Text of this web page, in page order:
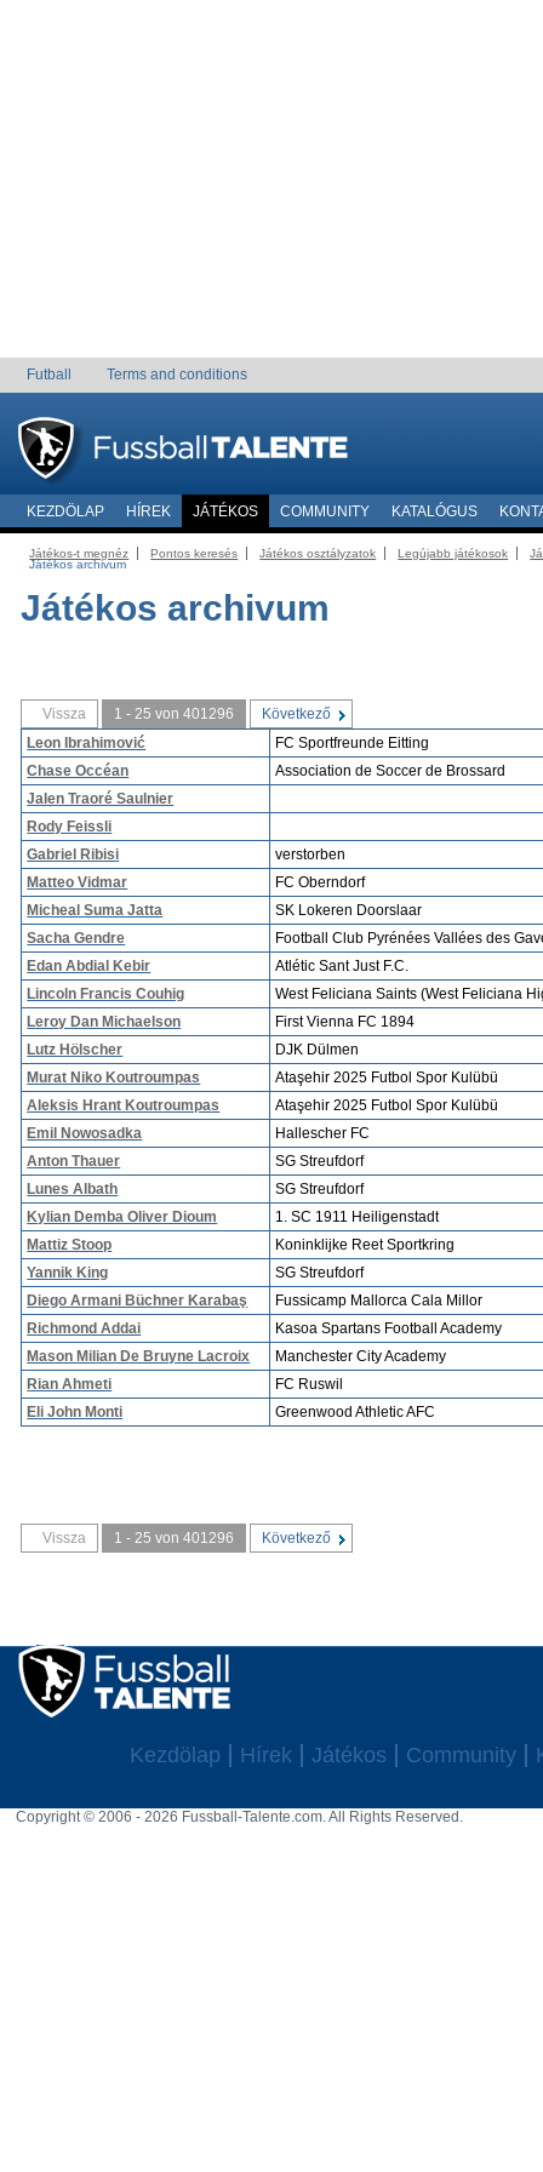
Futball Terms and conditions
KEZDÖLAP HÍREK JÁTÉKOS COMMUNITY KATALÓGUS
Játékos-t megnéz Pontos keresés Játékos osztályzatok Legújabb játékosok
Játékos archivum
Játékos archivum
Vissza 1 - 25 von 401296
Következő
Leon Ibrahimović
FC Sportfreunde Eitting
Chase Occéan
Association de Soccer de Brossard
Jalen Traoré Saulnier
Rody Feissli
Gabriel Ribisi
verstorben
Matteo Vidmar
FC Oberndorf
Micheal Suma Jatta
SK Lokeren Doorslaar
Sacha Gendre
Football Club Pyrénées Vallées des
Edan Abdial Kebir
Atlétic Sant Just F.C.
Lincoln Francis Couhig
West Feliciana Saints (West Feliciana
Leroy Dan Michaelson
First Vienna FC 1894
Lutz Hölscher
DJK Dülmen
Murat Niko Koutroumpas
Ataşehir 2025 Futbol Spor Kulübü
Aleksis Hrant Koutroumpas
Ataşehir 2025 Futbol Spor Kulübü
Emil Nowosadka
Hallescher FC
Anton Thauer
SG Streufdorf
Lunes Albath
SG Streufdorf
Kylian Demba Oliver Dioum
1. SC 1911 Heiligenstadt
Mattiz Stoop
Koninklijke Reet Sportkring
Yannik King
SG Streufdorf
Diego Armani Büchner Karabaş
Fussicamp Mallorca Cala Millor
Richmond Addai
Kasoa Spartans Football Academy
Mason Milian De Bruyne Lacroix
Manchester City Academy
Rian Ahmeti
FC Ruswil
Eli John Monti
Greenwood Athletic AFC
Vissza 1 - 25 von 401296 Következő
Kezdölap Hírek Játékos Community
Copyright © 2006 - 2026 Fussball-Talente.com. All Rights Reserved.